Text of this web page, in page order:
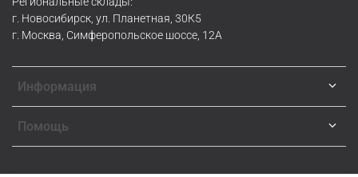
Информация
Помощь
г. Новосибирск, ул. Планетная, 30К5
г. Москва, Симферопольское шоссе, 12А